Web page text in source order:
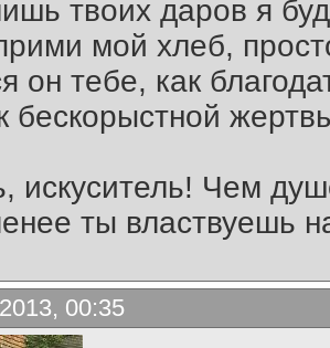
твоих даров я
мой хлеб,
он тебе, как
бескорыстной
искуситель! Чем
ты властвуешь
00:35